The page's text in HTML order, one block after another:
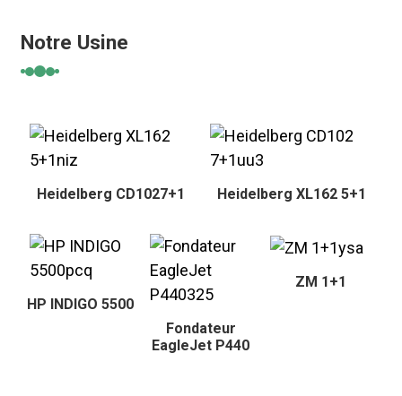
Notre Usine
Heidelberg CD1027+1 Heidelberg XL162 5+1
HP INDIGO 5500
Fondateur
EagleJet P440
ZM 1+1